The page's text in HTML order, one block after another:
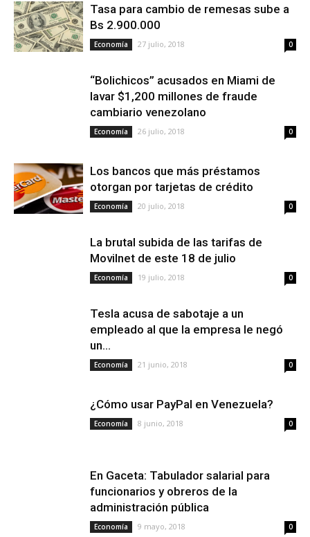
Tasa para cambio de remesas sube a
Bs 2.900.000
Economía 27 julio, 2018 0
“Bolichicos” acusados en Miami de
lavar $1,200 millones de fraude
cambiario venezolano
Economía 26 julio, 2018 0
Los bancos que más préstamos
otorgan por tarjetas de crédito
Economía 20 julio, 2018 0
La brutal subida de las tarifas de
Movilnet de este 18 de julio
Economía 19 julio, 2018 0
Tesla acusa de sabotaje a un
empleado al que la empresa le negó
un...
Economía 21 junio, 2018 0
¿Cómo usar PayPal en Venezuela?
Economía 8 junio, 2018 0
En Gaceta: Tabulador salarial para
funcionarios y obreros de la
administración pública
Economía 9 mayo, 2018 0